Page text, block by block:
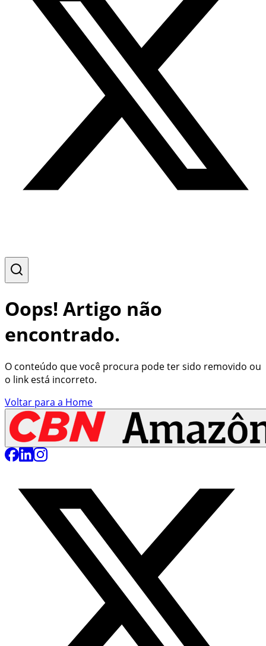
Oops! Artigo não
encontrado.
O conteúdo que você procura pode ter sido removido ou
o link está incorreto.
Voltar para a Home